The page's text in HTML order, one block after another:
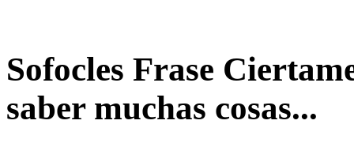
Sofocles Frase
saber muchas cosas...